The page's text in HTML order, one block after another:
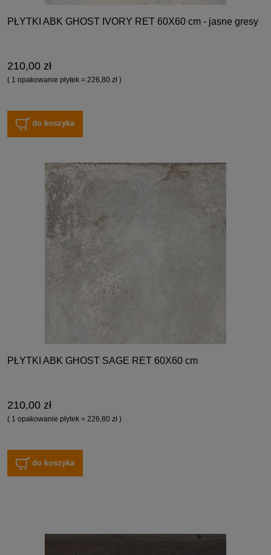
PŁYTKI ABK GHOST IVORY RET 60X60 cm - jasne gresy
210,00 zł
( 1 opakowanie płytek = 226,80 zł )
do koszyka
PŁYTKI ABK GHOST SAGE RET 60X60 cm
210,00 zł
( 1 opakowanie płytek = 226,80 zł )
do koszyka